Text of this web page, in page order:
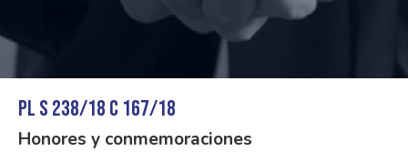
PL S 238/18 C 167/18
Honores y conmemoraciones